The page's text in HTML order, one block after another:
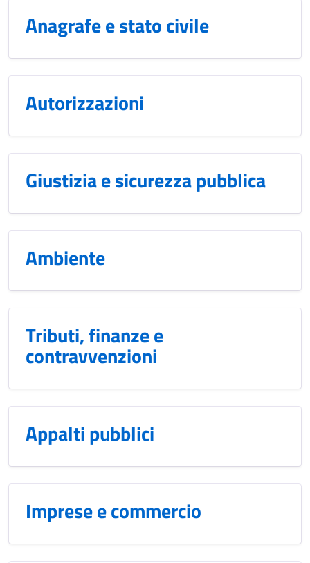
Anagrafe e stato civile
Autorizzazioni
Giustizia e sicurezza pubblica
Ambiente
Tributi, finanze e
contravvenzioni
Appalti pubblici
Imprese e commercio